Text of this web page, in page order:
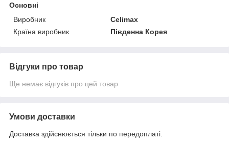
Основні
Виробник
Celimax
Країна виробник
Південна Корея
Відгуки про товар
Ще немає відгуків про цей товар
Умови доставки
Доставка здійснюється тільки по передоплаті.